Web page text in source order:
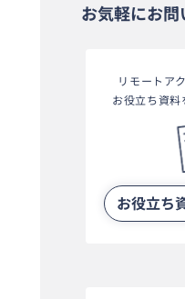
お気軽にお問
リモートア
お役立ち資料
お役立ち